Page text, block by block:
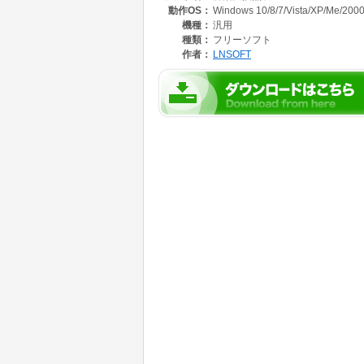
-動画形式からの音楽抽出変換
-PC/Mac, iPod/iPhone, WALKMAN, PSP, 携帯
-WAVE, MP2, MP3, MP4(AAC), WMA, AC3,
-AVI(XviD), MPEG1, MPEG2(VOB),
動作OS： Windows 10/8/7/Vista/XP/Me/
機種： 汎用
種類： フリーソフト
作者： LNSOFT